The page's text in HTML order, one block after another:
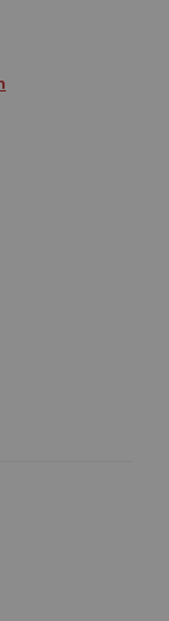
arbetsliv,
nivåer och i
för